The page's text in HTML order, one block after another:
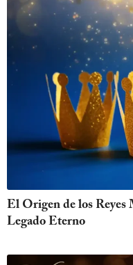
El Origen de los Reyes
Legado Eterno